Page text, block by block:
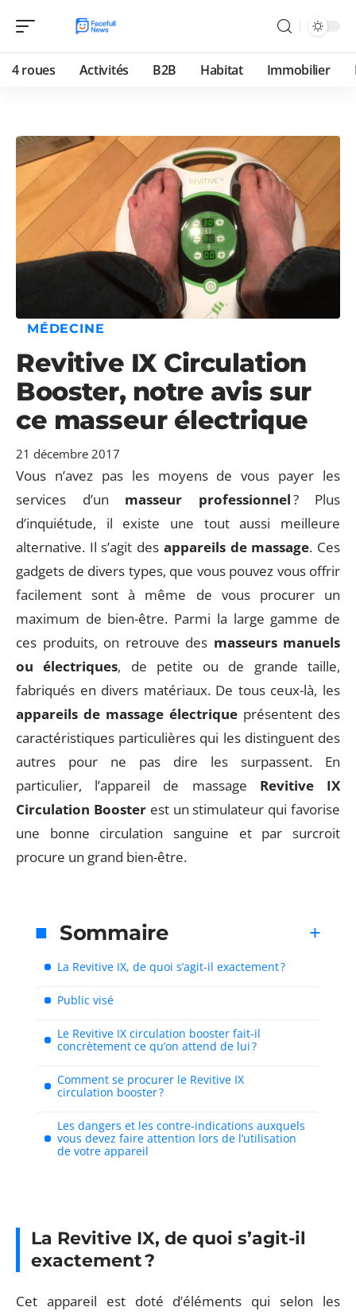
4 roues Activités B2B Habitat Immobilier
MÉDECINE
Revitive IX Circulation
Booster, notre avis sur
ce masseur électrique
21 décembre 2017
Vous n’avez pas les moyens de vous payer les
services d’un masseur professionnel? Plus
d’inquiétude, il existe une tout aussi meilleure
alternative. Il s’agit des appareils de massage. Ces
gadgets de divers types, que vous pouvez vous offrir
facilement sont à même de vous procurer un
maximum de bien-être. Parmi la large gamme de
ces produits, on retrouve des masseurs manuels
ou électriques, de petite ou de grande taille,
fabriqués en divers matériaux. De tous ceux-là, les
appareils de massage électrique présentent des
caractéristiques particulières qui les distinguent des
autres pour ne pas dire les surpassent. En
particulier, l’appareil de massage Revitive IX
Circulation Booster est un stimulateur qui favorise
une bonne circulation sanguine et par surcroit
procure un grand bien-être.
Sommaire
La Revitive IX, de quoi s’agit-il exactement ?
Public visé
Le Revitive IX circulation booster fait-il
concrètement ce qu’on attend de lui ?
Comment se procurer le Revitive IX
circulation booster ?
Les dangers et les contre-indications auxquels
vous devez faire attention lors de l’utilisation
de votre appareil
La Revitive IX, de quoi s’agit-il
exactement ?
Cet appareil est doté d’éléments qui selon les